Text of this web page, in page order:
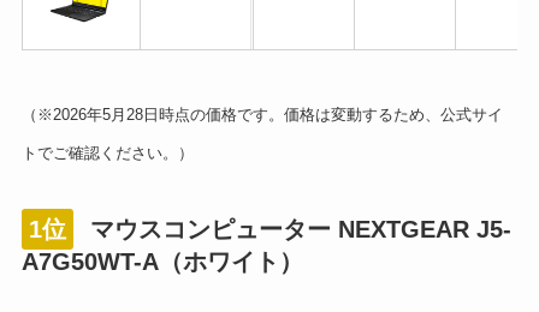
（※2026年5月28日時点の価格です。価格は変動するため、公式サイ
トでご確認ください。）
1位
マウスコンピューター NEXTGEAR J5-
A7G50WT-A（ホワイト）